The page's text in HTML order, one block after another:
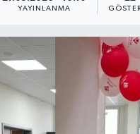
YAYINLANMA